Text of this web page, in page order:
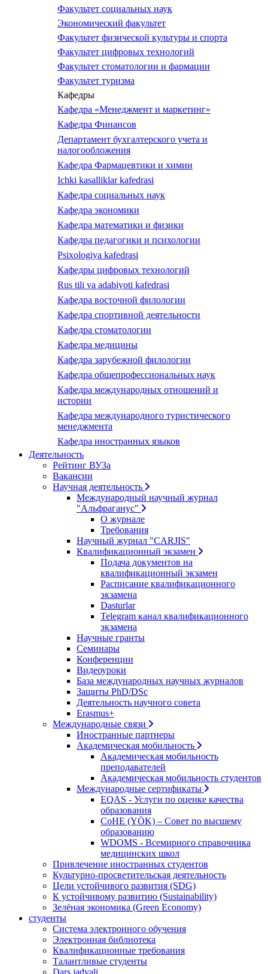
Факультет социальных наук
Экономический факультет
Факультет физической культуры и спорта
Факультет цифровых технологий
Факультет стоматологии и фармации
Факультет туризма
Кафедры
Кафедра «Менеджмент и маркетинг»
Кафедра Финансов
Департамент бухгалтерского учета и
налогообложения
Кафедра Фармацевтики и химии
Ichki kasalliklar kafedrasi
Кафедра социальных наук
Кафедра экономики
Кафедра математики и физики
Кафедра педагогики и психологии
Psixologiya kafedrasi
Кафедры цифровых технологий
Rus tili va adabiyoti kafedrasi
Кафедра восточной филологии
Кафедра спортивной деятельности
Кафедра стоматологии
Кафедра медицины
Кафедра зарубежной филологии
Кафедра общепрофессиональных наук
Кафедра международных отношений и
истории
Кафедра международного туристического
менеджмента
Кафедра иностранных языков
Деятельность
Рейтинг ВУЗа
Вакансии
Научная деятельность
Международный научный журнал
"Альфраганус"
О журнале
Требования
Научный журнал "CARJIS"
Квалификационный экзамен
Подача документов на
квалификационный экзамен
Расписание квалификационного
экзамена
Dasturlar
Telegram канал квалификационного
экзамена
Научные гранты
Семинары
Конференции
Видеоуроки
База международных научных журналов
Защиты PhD/DSc
Деятельность научного совета
Erasmus+
Международные связи
Иностранные партнеры
Академическая мобильность
Академическая мобильность
преподавателей
Академическая мобильность студентов
Международные сертификаты
EQAS - Услуги по оценке качества
образования
CoHE (YÖK) – Совет по высшему
образованию
WDOMS - Всемирного справочника
медицинских школ
Привлечение иностранных студентов
Культурно-просветительская деятельность
Цели устойчивого развития (SDG)
К устойчивому развитию (Sustainability)
Зелёная экономика (Green Economy)
студенты
Система электронного обучения
Электронная библиотека
Квалификационные требования
Талантливые студенты
Dars jadvali